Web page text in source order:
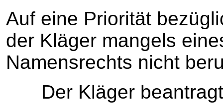
Auf eine Priorität
der Kläger mangels
Namensrechts nicht
Der Kläger